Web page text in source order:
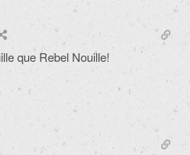
que Rebel Nouille!